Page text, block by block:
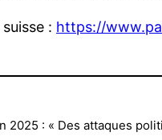
: https://
: « Des attaques